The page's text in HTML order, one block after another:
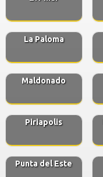
La Paloma
Maldonado
Piriapolis
Punta del Este